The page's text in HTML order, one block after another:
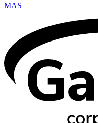
MAS